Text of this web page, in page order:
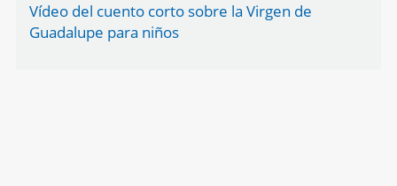
Vídeo del cuento corto sobre la Virgen de
Guadalupe para niños